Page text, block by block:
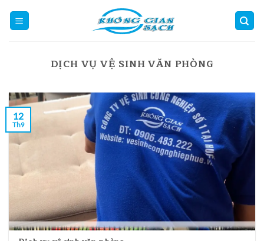
DỊCH VỤ VỆ SINH VĂN PHÒNG
12
Th9